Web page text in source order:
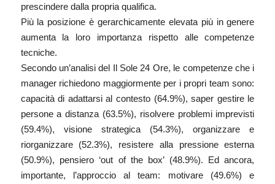
prescindere dalla propria qualifica.
Più la posizione è gerarchicamente elevata più in genere
aumenta la loro importanza rispetto alle competenze
tecniche.
Secondo un’analisi del Il Sole 24 Ore, le competenze che i
manager richiedono maggiormente per i propri team sono:
capacità di adattarsi al contesto (64.9%), saper gestire le
persone a distanza (63.5%), risolvere problemi imprevisti
(59.4%), visione strategica (54.3%), organizzare e
riorganizzare (52.3%), resistere alla pressione esterna
(50.9%), pensiero ‘out of the box’ (48.9%). Ed ancora,
importante, l’approccio al team: motivare (49.6%) e